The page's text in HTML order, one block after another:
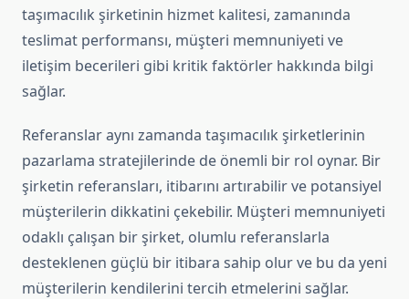
taşımacılık şirketinin hizmet kalitesi, zamanında
teslimat performansı, müşteri memnuniyeti ve
iletişim becerileri gibi kritik faktörler hakkında bilgi
sağlar.
Referanslar aynı zamanda taşımacılık şirketlerinin
pazarlama stratejilerinde de önemli bir rol oynar. Bir
şirketin referansları, itibarını artırabilir ve potansiyel
müşterilerin dikkatini çekebilir. Müşteri memnuniyeti
odaklı çalışan bir şirket, olumlu referanslarla
desteklenen güçlü bir itibara sahip olur ve bu da yeni
müşterilerin kendilerini tercih etmelerini sağlar.